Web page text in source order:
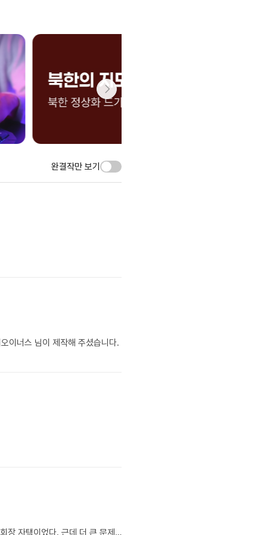
완결작만 보기
이너스 님이 제작해 주셨습니다.
3년 사귄 여자친구가 임신했다. 결혼 인사를 가겠다고 했더니, 찍어준 주소가 대한민국 재벌 그룹 회장 자택이었다. 근데 더 큰 문제는 — 내가 십수 년간 취미로 모은 주식이 하필 그 그룹 핵심 계열사였다는 거다.